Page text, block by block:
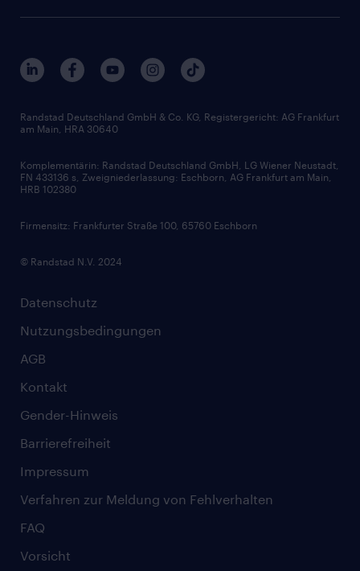
Datenschutz
Nutzungsbedingungen
AGB
Kontakt
Gender-Hinweis
Barrierefreiheit
Impressum
Verfahren zur Meldung von Fehlverhalten
FAQ
Vorsicht
Randstad Deutschland GmbH & Co. KG, Registergericht: AG Frankfurt
am Main, HRA 30640
Komplementärin: Randstad Deutschland GmbH, LG Wiener Neustadt,
FN 433136 s, Zweigniederlassung: Eschborn, AG Frankfurt am Main,
HRB 102380
Firmensitz: Frankfurter Straße 100, 65760 Eschborn
© Randstad N.V. 2024